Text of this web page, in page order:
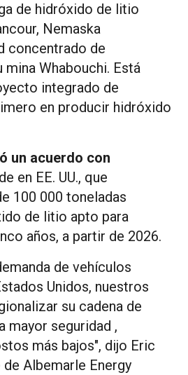
de hidróxido de litio
Nemaska
concentrado de
Whabouchi. Está
integrado de
en producir hidróxido
un acuerdo con
en EE. UU., que
100 000 toneladas
de litio apto para
años, a partir de 2026.
de vehículos
Unidos, nuestros
su cadena de
mayor seguridad ,
más bajos", dijo Eric
Albemarle Energy